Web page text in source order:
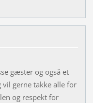
gæster og også et
vil gerne takke alle for
og respekt for